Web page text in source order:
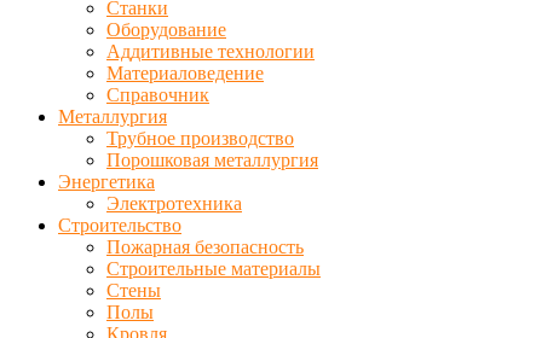
Станки
Оборудование
Аддитивные технологии
Материаловедение
Справочник
Металлургия
Трубное производство
Порошковая металлургия
Энергетика
Электротехника
Строительство
Пожарная безопасность
Строительные материалы
Стены
Полы
Кровля